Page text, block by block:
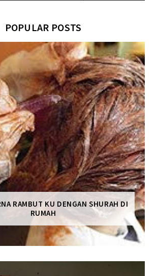
POPULAR POSTS
RAMBUT KU DENGAN SHURAH DI
RUMAH